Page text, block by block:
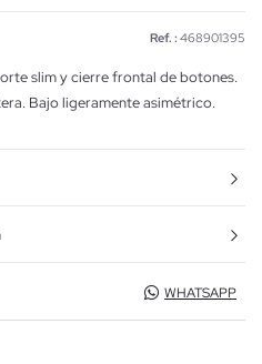
Ref. : 468901395
slim y cierre frontal de botones.
Bajo ligeramente asimétrico.
WHATSAPP